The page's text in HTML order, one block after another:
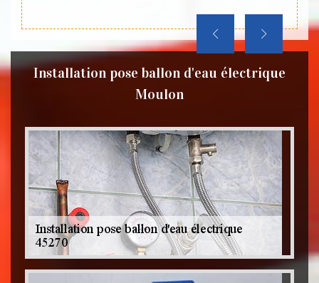
Installation pose ballon d'eau électrique
Moulon